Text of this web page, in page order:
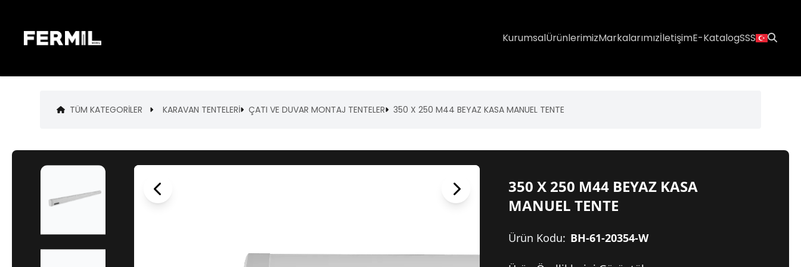
KurumsalÜrünlerimizMarkalarımızİletişimE-KatalogSSS
TÜM KATEGORILER KARAVAN TENTELERİ ÇATI VE DUVAR MONTAJ TENTELER 350 X 250 M44 BEYAZ KASA MANUEL TENTE
350 X 250 M44 BEYAZ KASA
MANUEL TENTE
Ürün Kodu: BH-61-20354-W